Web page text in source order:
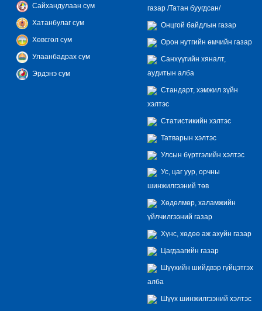
Сайхандулаан сум
Хатанбулаг сум
Хөвсгөл сум
Улаанбадрах сум
Эрдэнэ сум
газар /Татан буугдсан/
Онцгой байдлын газар
Орон нутгийн өмчийн газар
Санхүүгийн хяналт,
аудитын алба
Стандарт, хэмжил зүйн
хэлтэс
Статистикийн хэлтэс
Татварын хэлтэс
Улсын бүртгэлийн хэлтэс
Ус, цаг уур, орчны
шинжилгээний төв
Хөдөлмөр, халамжийн
үйлчилгээний газар
Хүнс, хөдөө аж ахуйн газар
Цагдаагийн газар
Шүүхийн шийдвэр гүйцэтгэх
алба
Шүүх шинжилгээний хэлтэс